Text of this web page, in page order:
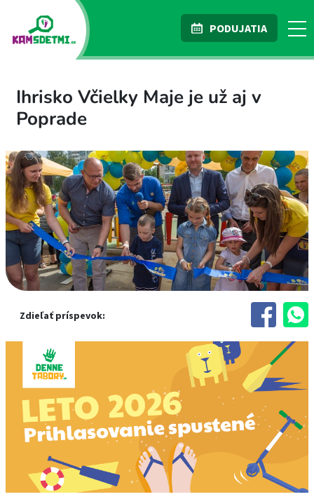
PODUJATIA
Ihrisko Včielky Maje je už aj v
Poprade
Zdieľať príspevok: